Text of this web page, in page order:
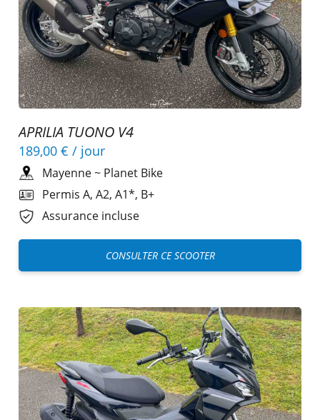
APRILIA TUONO V4
189,00 € / jour
Mayenne~ Planet Bike
Permis A, A2, A1*, B+
Assurance incluse
CONSULTER CE SCOOTER